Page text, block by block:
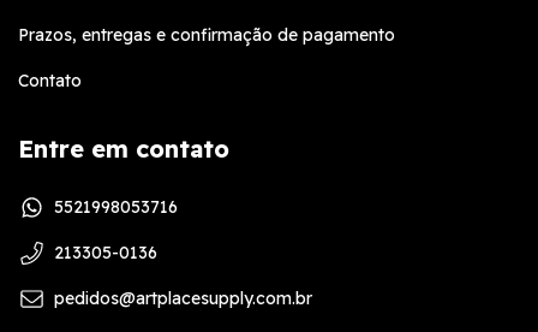
Prazos, entregas e confirmação de pagamento
Contato
Entre em contato
5521998053716
213305-0136
pedidos@artplacesupply.com.br